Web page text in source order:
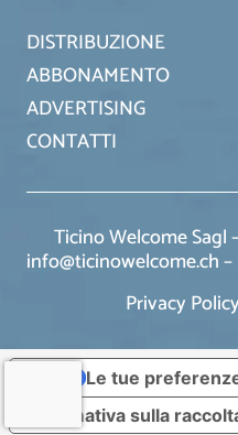
DISTRIBUZIONE
ABBONAMENTO
ADVERTISING
CONTATTI
Ticino Welcome Sagl
info@ticinowelcome.ch –
Privacy Policy
Informativa sulla
Le tue